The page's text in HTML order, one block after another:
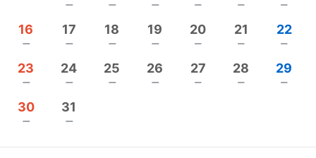
remove remove remove remove remove remove
16
remove
17
remove
18
remove
19
remove
20
remove
21
remove
22
remove
23
remove
24
remove
25
remove
26
remove
27
remove
28
remove
29
remove
30
remove
31
remove